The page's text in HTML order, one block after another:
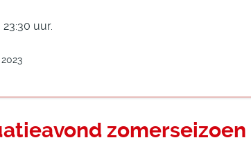
uur.
zomerseizoen